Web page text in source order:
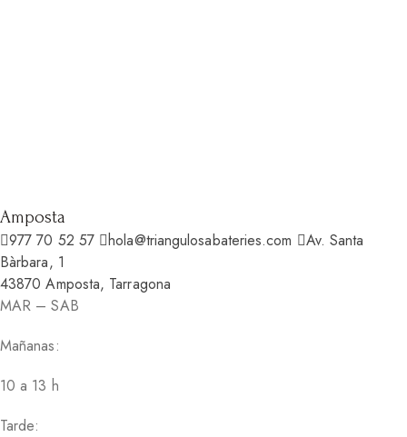
Amposta
977 70 52 57 hola@triangulosabateries.com
Av. Santa
Bàrbara, 1
43870 Amposta, Tarragona
MAR – SAB
Mañanas:
10 a 13 h
Tarde: